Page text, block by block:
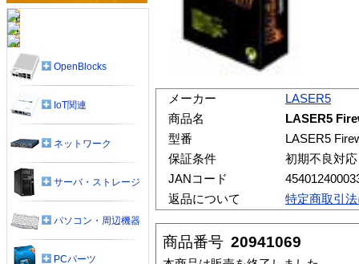
メーカー
LASER5
商品名
LASER5
型番
LASER5
保証条件
初期不良対
JANコード
返品について
特定商取引
商品番号 20941069
OpenBlocks
IoT関連
ネットワーク
サーバ・ストレージ
パソコン・周辺機器
PCパーツ